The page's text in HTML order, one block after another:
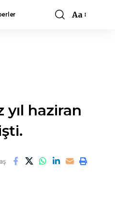
Font
Aa
haziran